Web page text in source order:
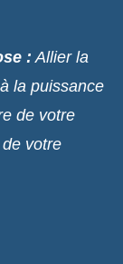
: Allier la
la puissance
de votre
votre